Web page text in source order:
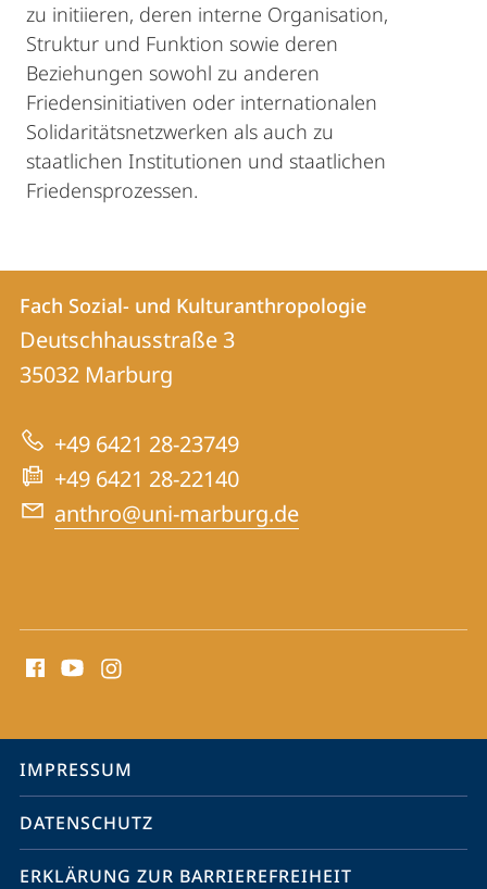
zu initiieren, deren interne Organisation,
Struktur und Funktion sowie deren
Beziehungen sowohl zu anderen
Friedensinitiativen oder internationalen
Solidaritätsnetzwerken als auch zu
staatlichen Institutionen und staatlichen
Friedensprozessen.
Kontakt
und
Informationen
zur
Website
Kontaktinformationen
Fach
Sozial-
Kulturanthropologie
Fach Sozial- und Kulturanthropologie
Deutschhausstraße 3
35032 Marburg
+49 6421 28-23749
+49 6421 28-22140
anthro@uni-marburg.de
Media
Service-
Navigation
IMPRESSUM
DATENSCHUTZ
ERKLÄRUNG ZUR BARRIEREFREIHEIT